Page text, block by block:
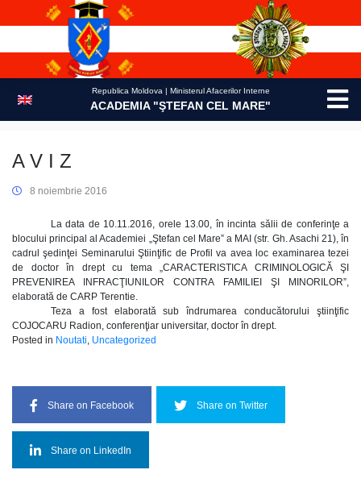
Republica Moldova | Ministerul Afacerilor Interne
ACADEMIA "ŞTEFAN CEL MARE"
A V I Z
8 noiembrie 2016
La data de 10.11.2016, orele 13.00, în incinta sălii de conferinţe a
blocului principal al Academiei „Ştefan cel Mare” a MAI (str. Gh. Asachi 21), în
cadrul şedinţei Seminarului Ştiinţific de Profil va avea loc examinarea tezei
de doctor în drept cu tema „CARACTERISTICA CRIMINOLOGICĂ ŞI
PREVENIREA INFRACŢIUNILOR CONTRA FAMILIEI ŞI MINORILOR”,
elaborată de CARP Terentie.
Teza a fost elaborată sub îndrumarea conducătorului ştiinţific
COJOCARU Radion, conferenţiar universitar, doctor în drept.
Posted in Noutati, Uncategorized
Share on Facebook Share on Twitter
Share on LinkedIn